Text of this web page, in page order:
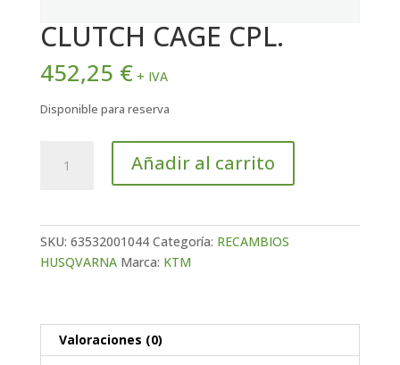
CLUTCH CAGE CPL.
452,25 € + IVA
Disponible para reserva
CAGE
Añadir al carrito
SKU: 63532001044 Categoría: RECAMBIOS
HUSQVARNA Marca: KTM
Valoraciones (0)